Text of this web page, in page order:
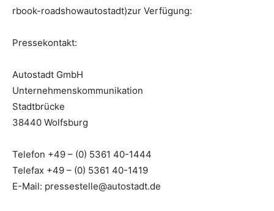
rbook-roadshowautostadt)zur Verfügung:
Pressekontakt:
Autostadt GmbH
Unternehmenskommunikation
Stadtbrücke
38440 Wolfsburg
Telefon +49 – (0) 5361 40-1444
Telefax +49 – (0) 5361 40-1419
E-Mail: pressestelle@autostadt.de